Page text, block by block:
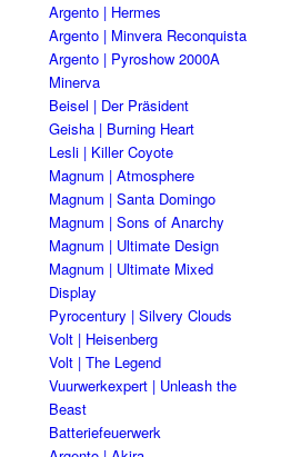
Argento | Hermes
Argento | Minvera Reconquista
Argento | Pyroshow 2000A
Minerva
Beisel | Der Präsident
Geisha | Burning Heart
Lesli | Killer Coyote
Magnum | Atmosphere
Magnum | Santa Domingo
Magnum | Sons of Anarchy
Magnum | Ultimate Design
Magnum | Ultimate Mixed
Display
Pyrocentury | Silvery Clouds
Volt | Heisenberg
Volt | The Legend
Vuurwerkexpert | Unleash the
Beast
Batteriefeuerwerk